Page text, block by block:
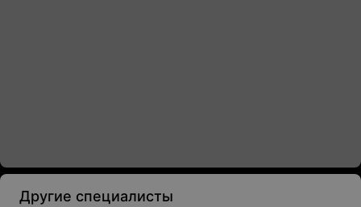
Другие специалисты